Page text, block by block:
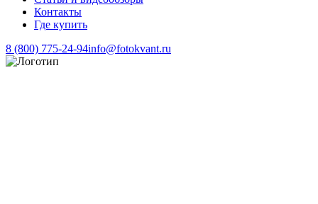
Контакты
Где купить
8 (800) 775-24-94info@fotokvant.ru